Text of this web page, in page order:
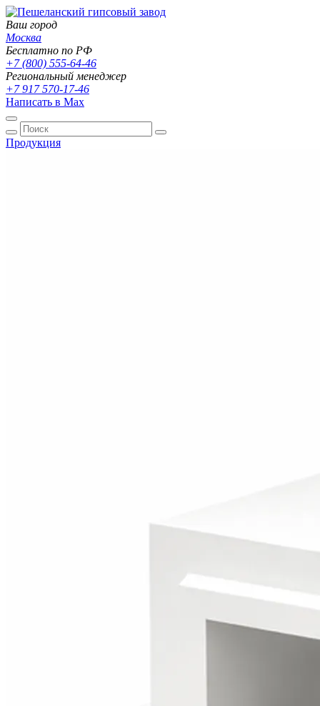
Ваш город
Москва
Бесплатно по РФ
+7 (800) 555-64-46
Региональный менеджер
+7 917 570-17-46
Написать в Max
Продукция